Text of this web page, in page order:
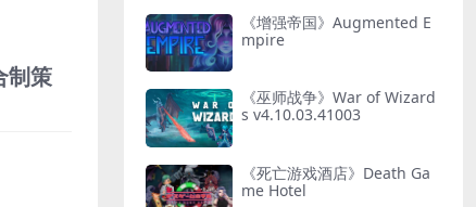
制策
《增强帝国》Augmented E
mpire
《巫师战争》War of Wizard
s v4.10.03.41003
《死亡游戏酒店》Death Ga
me Hotel